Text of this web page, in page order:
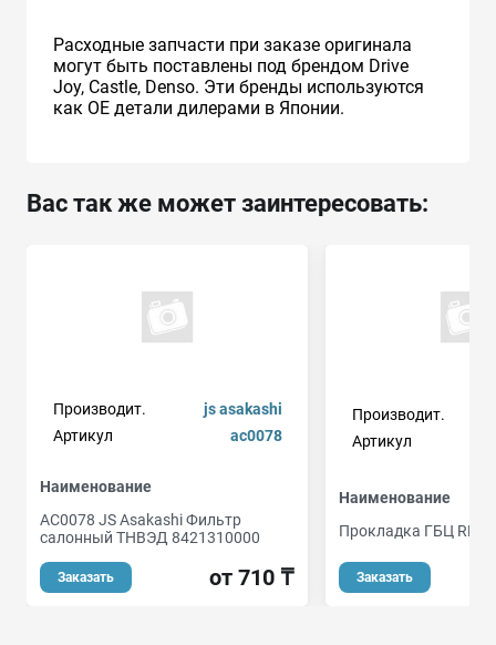
Расходные запчасти при заказе оригинала
могут быть поставлены под брендом Drive
Joy, Castle, Denso. Эти бренды используются
как ОЕ детали дилерами в Японии.
Вас так же может заинтересовать:
Производит.
js asakashi
Артикул
ac0078
Наименование
AC0078 JS Asakashi Фильтр
салонный ТНВЭД 8421310000
Заказать от 710 ₸
Производит.
Артикул
Наименование
Прокладка ГБЦ RH
Заказать